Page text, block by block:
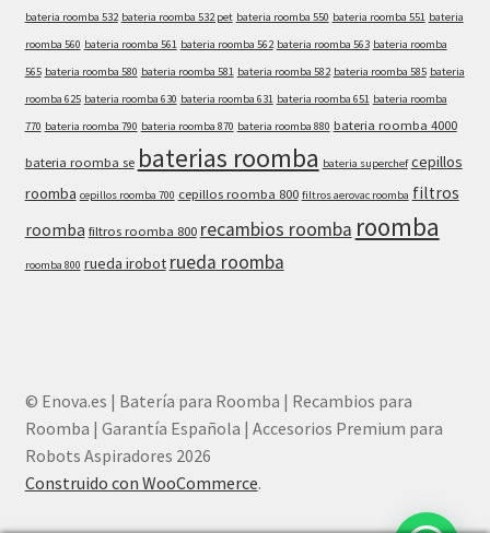
bateria roomba 532 bateria roomba 532 pet bateria roomba 550 bateria roomba 551 bateria
roomba 560 bateria roomba 561 bateria roomba 562 bateria roomba 563 bateria roomba
565 bateria roomba 580 bateria roomba 581 bateria roomba 582 bateria roomba 585 bateria
roomba 625 bateria roomba 630 bateria roomba 631 bateria roomba 651 bateria roomba
770 bateria roomba 790 bateria roomba 870 bateria roomba 880 bateria roomba 4000
bateria roomba se baterias roomba bateria superchef cepillos
roomba cepillos roomba 700 cepillos roomba 800 filtros aerovac roomba filtros
roomba filtros roomba 800 recambios roomba roomba
roomba 800 rueda irobot rueda roomba
© Enova.es | Batería para Roomba | Recambios para
Roomba | Garantía Española | Accesorios Premium para
Robots Aspiradores 2026
Construido con WooCommerce.